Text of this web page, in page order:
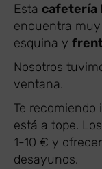
Esta cafetería
encuentra
esquina y
Nosotros
ventana.
Te
está a tope.
1-10 € y
desayunos.